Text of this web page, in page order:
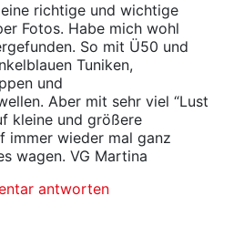
richtige und wichtige
Fotos. Habe mich wohl
So mit Ü50 und
Tuniken,
und
Aber mit sehr viel “Lust
kleine und größere
immer wieder mal ganz
wagen. VG Martina
antworten